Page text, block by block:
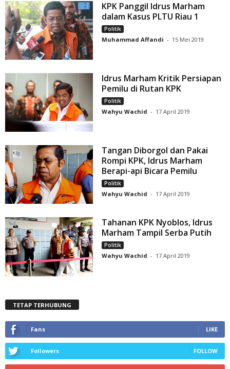
KPK Panggil Idrus Marham
dalam Kasus PLTU Riau 1
Politik
Muhammad Affandi - 15 Mei 2019
Idrus Marham Kritik Persiapan
Pemilu di Rutan KPK
Politik
Wahyu Wachid - 17 April 2019
Tangan Diborgol dan Pakai
Rompi KPK, Idrus Marham
Berapi-api Bicara Pemilu
Politik
Wahyu Wachid - 17 April 2019
Tahanan KPK Nyoblos, Idrus
Marham Tampil Serba Putih
Politik
Wahyu Wachid - 17 April 2019
TETAP TERHUBUNG
Fans LIKE
Followers FOLLOW